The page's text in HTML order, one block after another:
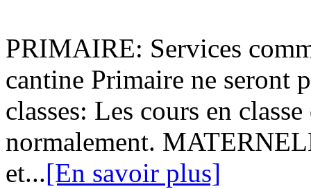
PRIMAIRE: Services
cantine Primaire ne seront
classes: Les cours en
normalement.
et...[En savoir plus]